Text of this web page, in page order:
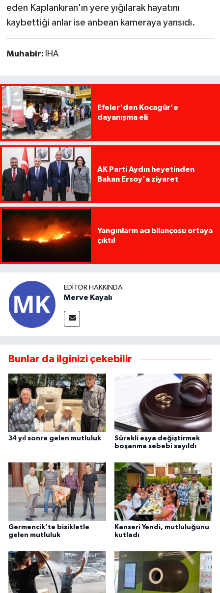
eden Kaplankıran'ın yere yığılarak hayatını
kaybettiği anlar ise anbean kameraya yansıdı.
Muhabir: İHA
Efeler'den Kocagür'e
dayanışma eli
AK Parti Aydın heyetinden
Bakan Ersoy'a ziyaret
Yangınların acı bilançosu ortaya
çıktı!
EDITÖR HAKKINDA
Merve Kayalı
Bunlar da ilginizi çekebilir
34 yıl sonra gelen mutluluk
Sürekli eşya değiştirmek
boşanma sebebi sayıldı
Germencik’te bisikletle
gelen mutluluk
Kanseri Yendi, mutluluğunu
kutladı